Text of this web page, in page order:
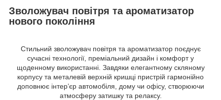
Зволожувач повітря та ароматизатор
нового покоління
Стильний зволожувач повітря та ароматизатор поєднує
сучасні технології, преміальний дизайн і комфорт у
щоденному використанні. Завдяки елегантному скляному
корпусу та металевій верхній кришці пристрій гармонійно
доповнює інтер’єр автомобіля, дому чи офісу, створюючи
атмосферу затишку та релаксу.